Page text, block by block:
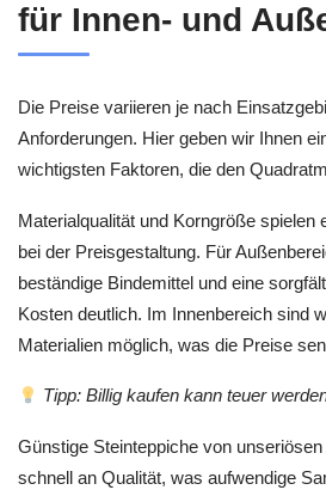
für Innen- und
Die Preise variieren je nach
Anforderungen. Hier geben wir Ihnen
wichtigsten Faktoren, die den
Materialqualität und Korngröße spielen
bei der Preisgestaltung. Für
beständige Bindemittel und eine
Kosten deutlich. Im Innenbereich sind
Materialien möglich, was die Preise
Tipp: Billig kaufen kann teuer
Günstige Steinteppiche von
schnell an Qualität, was aufwendige